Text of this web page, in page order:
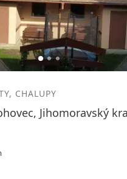
12 3
CHALUPY
Jihomoravský